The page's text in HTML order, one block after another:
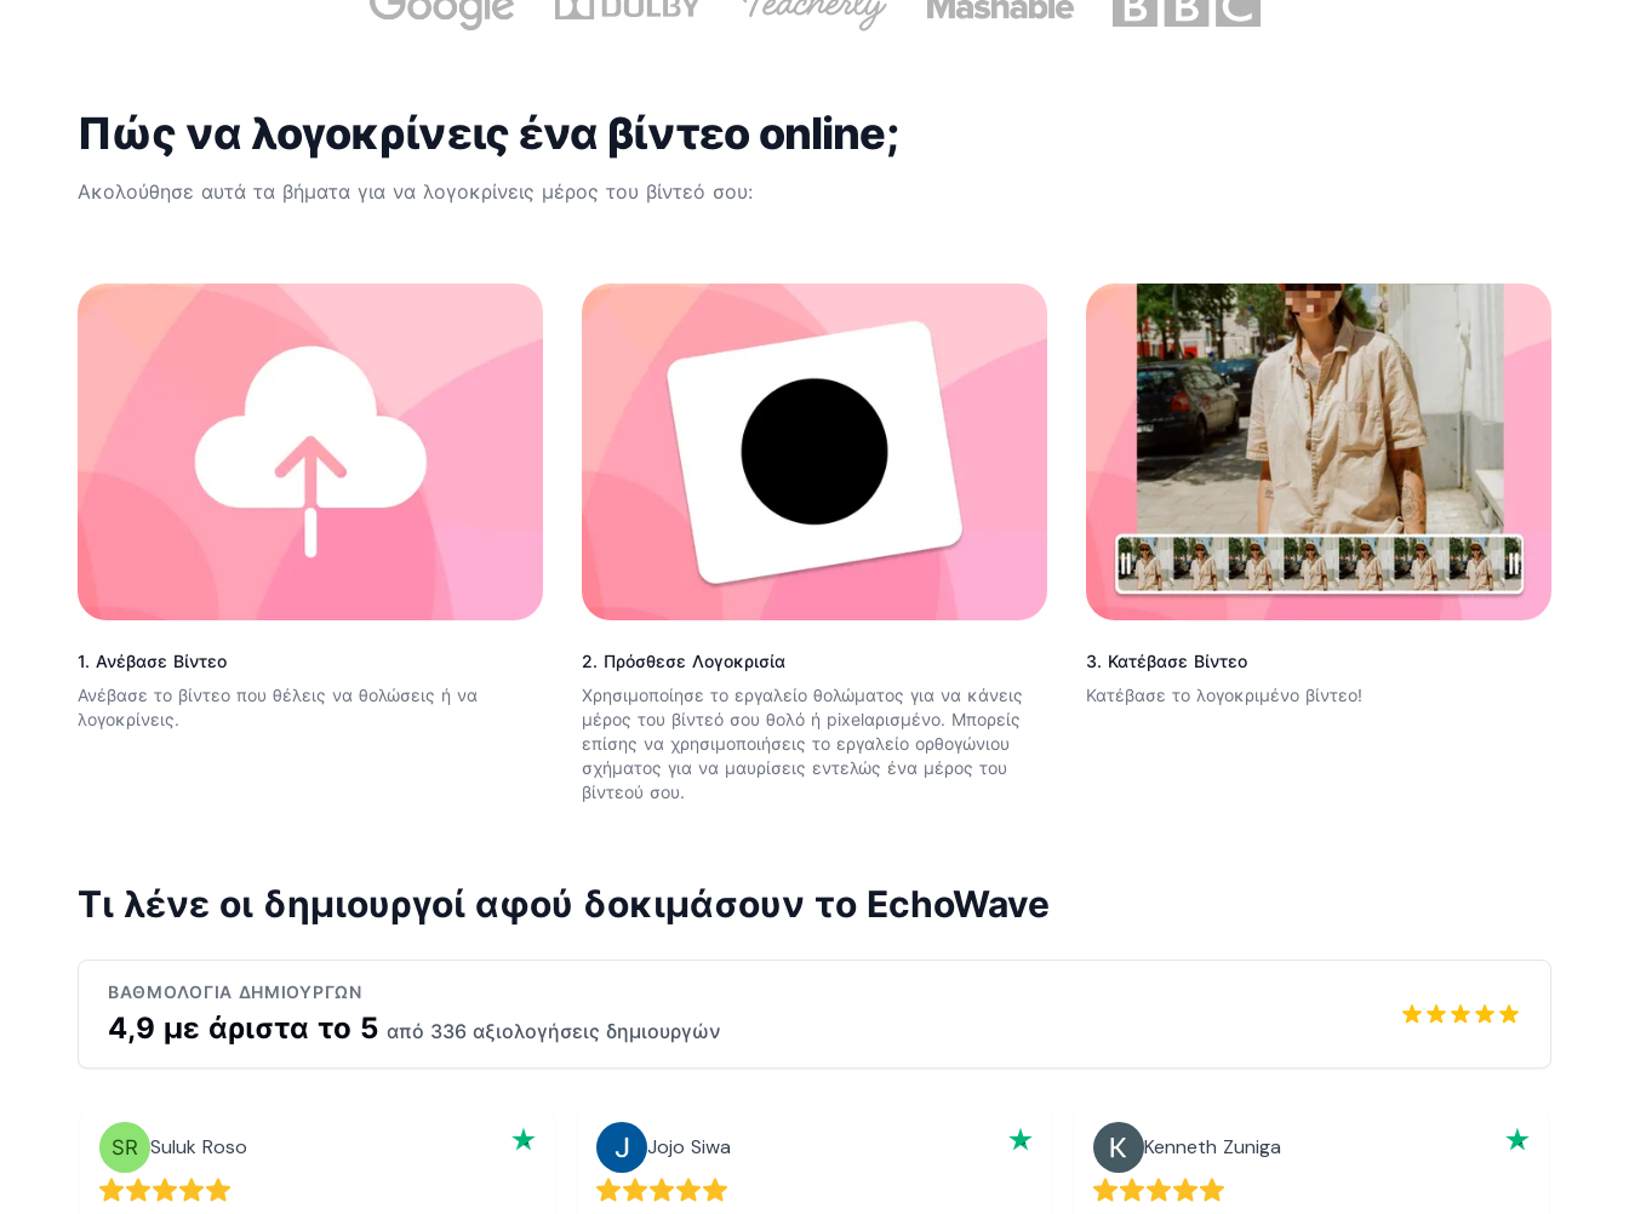
Πώς να λογοκρίνεις ένα βίντεο online;
Ακολούθησε αυτά τα βήματα για να λογοκρίνεις μέρος του βίντεό σου:
1. Ανέβασε Βίντεο
Ανέβασε το βίντεο που θέλεις να θολώσεις ή να
λογοκρίνεις.
2. Πρόσθεσε Λογοκρισία
Χρησιμοποίησε το εργαλείο θολώματος για να κάνεις
μέρος του βίντεό σου θολό ή pixelαρισμένο. Μπορείς
επίσης να χρησιμοποιήσεις το εργαλείο ορθογώνιου
σχήματος για να μαυρίσεις εντελώς ένα μέρος του
βίντεού σου.
3. Κατέβασε Βίντεο
Κατέβασε το λογοκριμένο βίντεο!
Τι λένε οι δημιουργοί αφού δοκιμάσουν το EchoWave
ΒΑΘΜΟΛΟΓΊΑ ΔΗΜΙΟΥΡΓΏΝ
4,9 με άριστα το 5 από 336 αξιολογήσεις δημιουργών